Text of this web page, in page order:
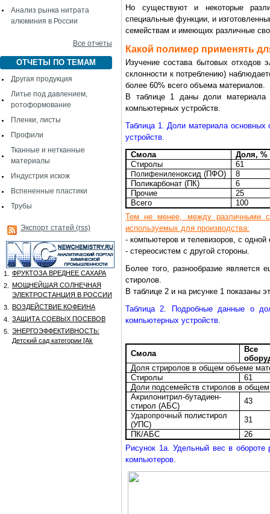
Анализ рынка нитрата
алюминия в России
Все отчеты
ОТЧЕТЫ ПО ТЕМАМ
Другая продукция
Литье под давлением,
ротоформование
Пленки, листы
Профили
Тканные и нетканные
материалы
Индустрия искож
Вспененные пластики
Трубы
Экспорт статей (rss)
1.
ФРУКТОЗА ВРЕДНЕЕ САХАРА
2.
МОЩНЕЙШАЯ СОЛНЕЧНАЯ
ЭЛЕКТРОСТАНЦИЯ В РОССИИ
3.
ВОЗДЕЙСТВИЕ КОФЕИНА
4.
ЗАЩИТА СОЕВЫХ ПОСЕВОВ
5.
ЭНЕРГОЭФФЕКТИВНОСТЬ:
Детский сад категории [Аk
Но существуют и некоторые
специальные функции, и
семействам и имеющих различные
Какой полимер применять
Изучение состава бытовых отходов
склонности к потреблению)
более 60% всего объема материалов.
В таблице 1 даны доли материала
компьютерных устройств.
Таблица 1. Доли материала основных
устройств.
Смола
Доля, %
Стиролы
61
Полифениленоксид (ПФО)
8
Поликарбонат (ПК)
6
Прочие
25
Всего
100
Тем не менее, между различными
используемых для производства:
- компьютеров и телевизоров, с одной
- стереосистем с другой стороны.
Более того, разнообразие
стиролов.
В таблице 2 и на рисунке 1 показаны
Таблица 2. Подробные данные о
компьютерных устройств.
Смола
Все
Доля стриролов в общем объеме
Стиролы
61
Доли подсемейств стиролов в
Акрилонитрил-бутадиен-
стирол (АБС)
43
Ударопрочный полистирол
(УПС)
31
ПК/АБС
26
Рисунок 1a. Удельный вес в обороте
компьютеров.